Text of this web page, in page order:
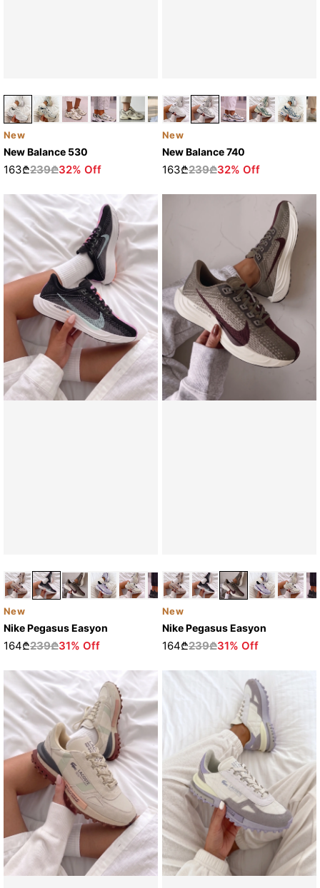
New
New Balance 530
163₾239₾32% Off
New
New Balance 740
163₾239₾32% Off
New
Nike Pegasus Easyon
164₾239₾31% Off
New
Nike Pegasus Easyon
164₾239₾31% Off